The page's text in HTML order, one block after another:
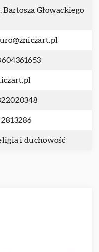
Bartosza Głowackiego
i duchowość